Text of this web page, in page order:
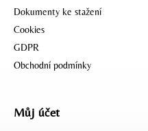
Dokumenty ke stažení
Cookies
GDPR
Obchodní podmínky
Můj účet